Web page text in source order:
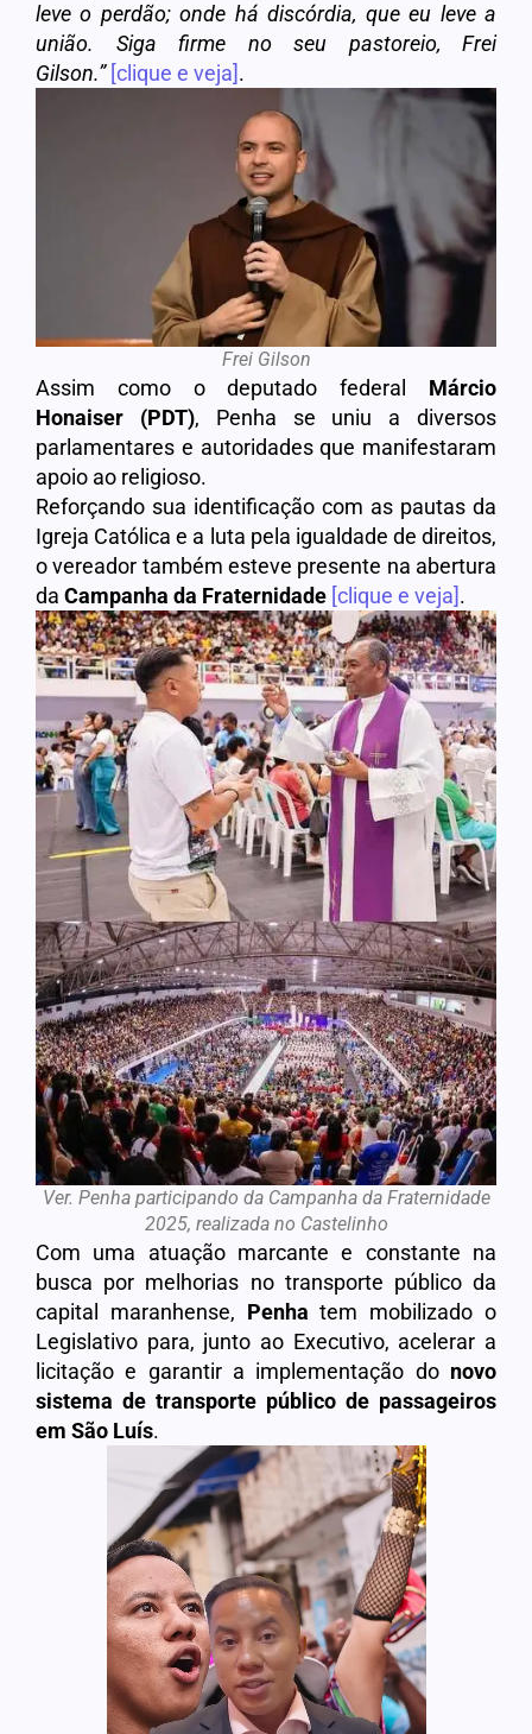
leve o perdão; onde há discórdia, que eu leve a
união. Siga firme no seu pastoreio, Frei
Gilson.” [clique e veja].
Frei Gilson
Assim como o deputado federal Márcio
Honaiser (PDT), Penha se uniu a diversos
parlamentares e autoridades que manifestaram
apoio ao religioso.
Reforçando sua identificação com as pautas da
Igreja Católica e a luta pela igualdade de direitos,
o vereador também esteve presente na abertura
da Campanha da Fraternidade [clique e veja].
Ver. Penha participando da Campanha da Fraternidade
2025, realizada no Castelinho
Com uma atuação marcante e constante na
busca por melhorias no transporte público da
capital maranhense, Penha tem mobilizado o
Legislativo para, junto ao Executivo, acelerar a
licitação e garantir a implementação do novo
sistema de transporte público de passageiros
em São Luís.